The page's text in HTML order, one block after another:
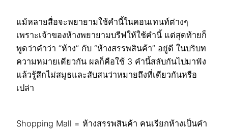
แม้หลายสื่อจะพยายามใช้คำนี้ในคอนเทนท์ต่างๆ
เพราะเจ้าของห้างพยายามบรีฟให้ใช้คำนี้ แต่สุดท้ายก็
พูดว่าคำว่า “ห้าง” กับ “ห้างสรรพสินค้า” อยู่ดี ในบริบท
ความหมายเดียวกัน ผลก็คือใช้ 3 คำนี้สลับกันไปมาฟัง
แล้วรู้สึกไม่สมูธและสับสนว่าหมายถึงที่เดียวกันหรือ
เปล่า
Shopping Mall = ห้างสรรพสินค้า คนเรียกห้างเป็นคำ